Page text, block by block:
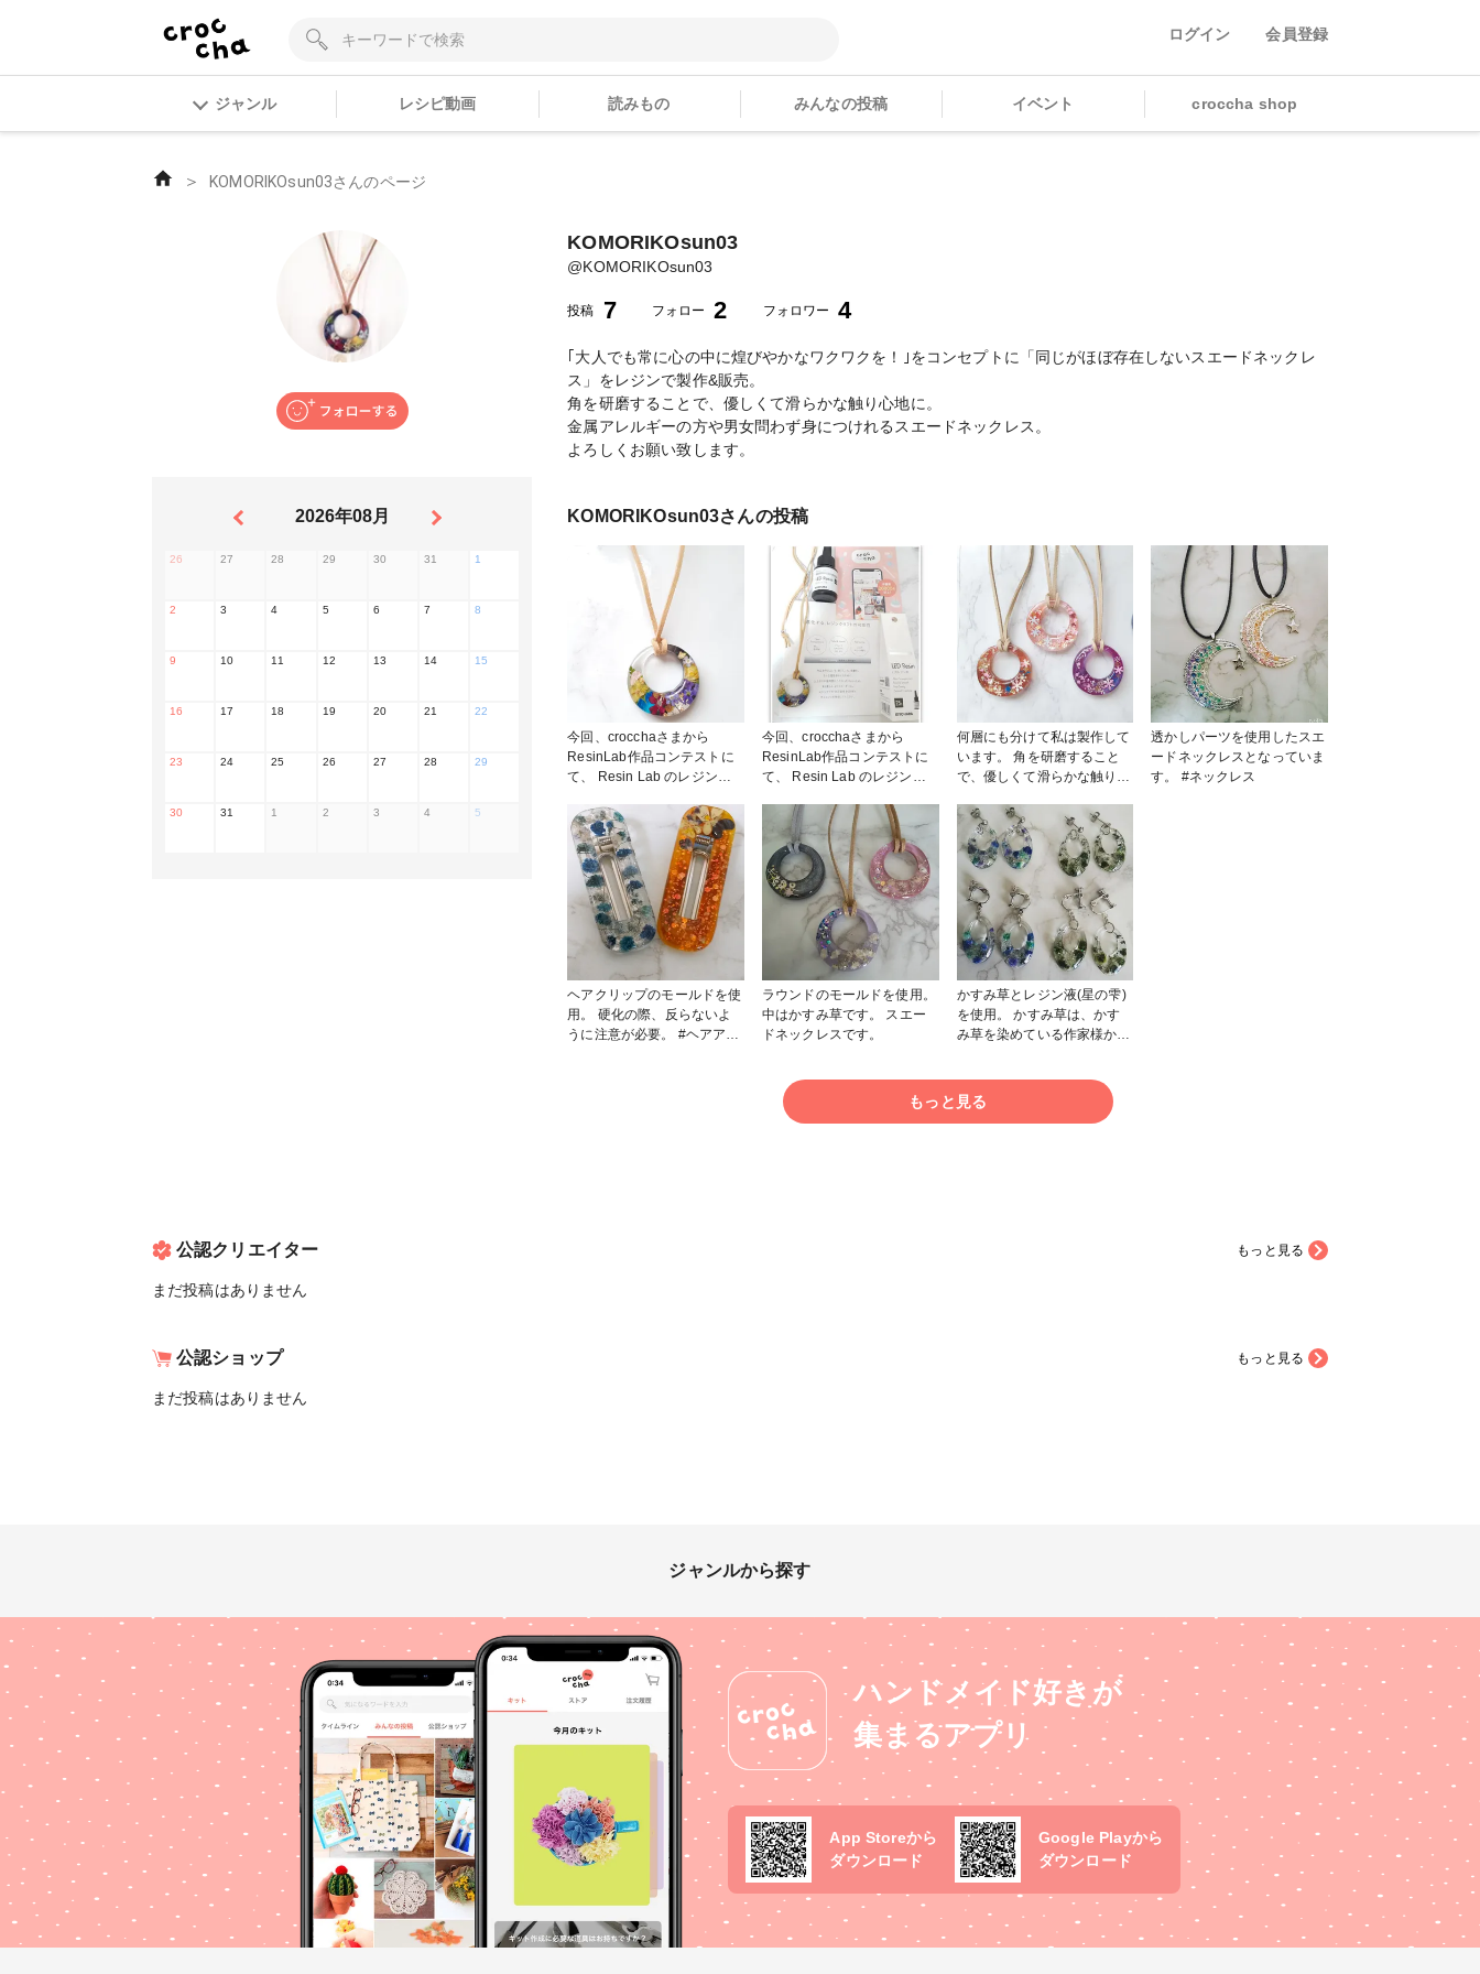
ログイン 会員登録
ジャンル レシピ動画 読みもの みんなの投稿 イベント croccha shop
＞ KOMORIKOsun03さんのページ
2026年08月
26 27 28 29 30 31 1
2 3 4 5 6 7 8
9 10 11 12 13 14 15
16 17 18 19 20 21 22
23 24 25 26 27 28 29
30 31 1 2 3 4 5
KOMORIKOsun03
@KOMORIKOsun03
投稿 7 フォロー 2 フォロワー 4
｢大人でも常に心の中に煌びやかなワクワクを！｣をコンセプトに「同じがほぼ存在しないスエードネックレ
ス」をレジンで製作&販売。
角を研磨することで、優しくて滑らかな触り心地に。
金属アレルギーの方や男女問わず身につけれるスエードネックレス。
よろしくお願い致します。
KOMORIKOsun03さんの投稿
今回、crocchaさまから
ResinLab作品コンテストに
て、 Resin Lab のレジン液
レスを製作させて頂きまし
た。 この作品のpointは、
①Resin Lab のレジン液の特
徴や強みを生かし、ベースを
透明とブラックと2色展開
で、ドライフラワーを使用。
(ベースの色が変わること
で、ドライフラワーの印象も
変わります。) 角を研磨する
ことで、優しくて滑らかな触
り心地です。 #croccha
#ResinLab作品コンテスト
今回、crocchaさまから
ResinLab作品コンテストに
て、 Resin Lab のレジン液
レスを製作させて頂きまし
た。 この作品のpointは、
①Resin Lab のレジン液の特
徴や強みを生かし、ベースを
透明とブラックと2色展開
で、ドライフラワーを使用。
(ベースの色が変わること
で、ドライフラワーの印象も
変わります。) 角を研磨する
ことで、優しくて滑らかな触
り心地です。 #croccha
#ResinLab作品コンテスト
何層にも分けて私は製作して
います。 角を研磨すること
で、優しくて滑らかな触り心
す。 #ネックレス #スエード
ネックレス #スエード紐 #フ
ァンれぽ_partsclub
透かしパーツを使用したスエ
ードネックレスとなっていま
す。 #ネックレス
ヘアクリップのモールドを使
用。 硬化の際、反らないよ
うに注意が必要。 #ヘアアク
ラウンドのモールドを使用。
中はかすみ草です。 スエー
ドネックレスです。
かすみ草とレジン液(星の雫)
を使用。 かすみ草は、かす
み草を染めている作家様から
もっと見る
公認クリエイター もっと見る
まだ投稿はありません
公認ショップ もっと見る
まだ投稿はありません
ジャンルから探す
ハンドメイド好きが
集まるアプリ
App Storeから
ダウンロード
Google Playから
ダウンロード